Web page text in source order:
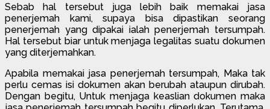
Sebab hal tersebut juga lebih baik memakai jasa
penerjemah kami, supaya bisa dipastikan seorang
penerjemah yang dipakai ialah penerjemah tersumpah.
Hal tersebut biar untuk menjaga legalitas suatu dokumen
yang diterjemahkan.
Apabila memakai jasa penerjemah tersumpah, Maka tak
perlu cemas isi dokumen akan berubah ataupun dirubah.
Dengan begitu, Untuk menjaga keaslian dokumen maka